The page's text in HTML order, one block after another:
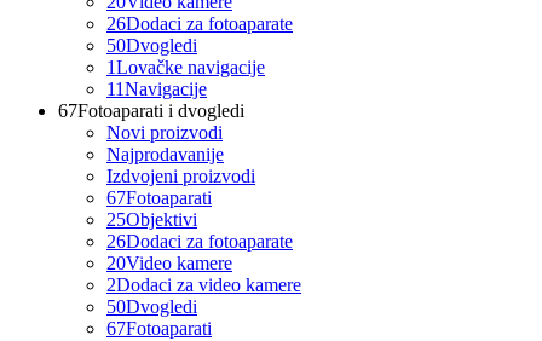
26Dodaci za fotoaparate
50Dvogledi
1Lovačke navigacije
11Navigacije
67Fotoaparati i dvogledi
Novi proizvodi
Najprodavanije
Izdvojeni proizvodi
67Fotoaparati
25Objektivi
26Dodaci za fotoaparate
20Video kamere
2Dodaci za video kamere
50Dvogledi
67Fotoaparati